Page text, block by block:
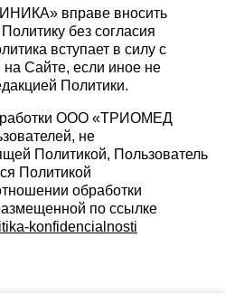
вправе вносить
без согласия
вступает в силу с
Сайте, если иное не
Политики.
ООО «ТРИОМЕД
не
Политикой, Пользователь
Политикой
обработки
по ссылке
konfidencialnosti